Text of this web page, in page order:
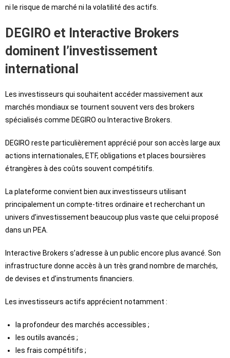
ni le risque de marché ni la volatilité des actifs.
DEGIRO et Interactive Brokers
dominent l’investissement
international
Les investisseurs qui souhaitent accéder massivement aux
marchés mondiaux se tournent souvent vers des brokers
spécialisés comme DEGIRO ou Interactive Brokers.
DEGIRO reste particulièrement apprécié pour son accès large aux
actions internationales, ETF, obligations et places boursières
étrangères à des coûts souvent compétitifs.
La plateforme convient bien aux investisseurs utilisant
principalement un compte-titres ordinaire et recherchant un
univers d’investissement beaucoup plus vaste que celui proposé
dans un PEA.
Interactive Brokers s’adresse à un public encore plus avancé. Son
infrastructure donne accès à un très grand nombre de marchés,
de devises et d’instruments financiers.
Les investisseurs actifs apprécient notamment :
la profondeur des marchés accessibles ;
les outils avancés ;
les frais compétitifs ;